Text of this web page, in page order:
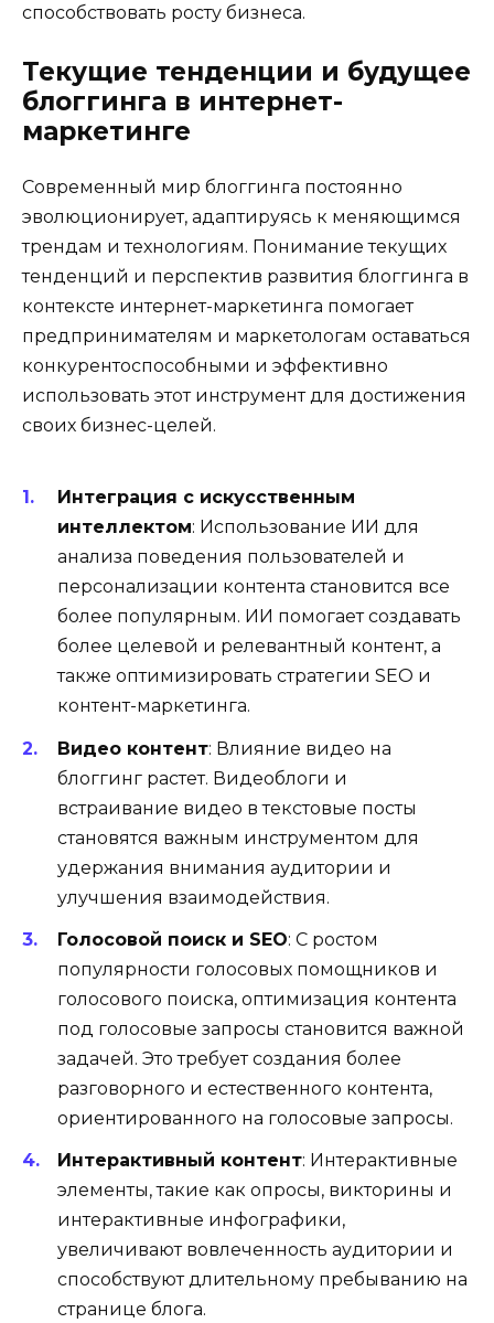
способствовать росту бизнеса.
Текущие тенденции и будущее
блоггинга в интернет-
маркетинге
Современный мир блоггинга постоянно
эволюционирует, адаптируясь к меняющимся
трендам и технологиям. Понимание текущих
тенденций и перспектив развития блоггинга в
контексте интернет-маркетинга помогает
предпринимателям и маркетологам оставаться
конкурентоспособными и эффективно
использовать этот инструмент для достижения
своих бизнес-целей.
Интеграция с искусственным
интеллектом: Использование ИИ для
анализа поведения пользователей и
персонализации контента становится все
более популярным. ИИ помогает создавать
более целевой и релевантный контент, а
также оптимизировать стратегии SEO и
контент-маркетинга.
Видео контент: Влияние видео на
блоггинг растет. Видеоблоги и
встраивание видео в текстовые посты
становятся важным инструментом для
удержания внимания аудитории и
улучшения взаимодействия.
Голосовой поиск и SEO: С ростом
популярности голосовых помощников и
голосового поиска, оптимизация контента
под голосовые запросы становится важной
задачей. Это требует создания более
разговорного и естественного контента,
ориентированного на голосовые запросы.
Интерактивный контент: Интерактивные
элементы, такие как опросы, викторины и
интерактивные инфографики,
увеличивают вовлеченность аудитории и
способствуют длительному пребыванию на
странице блога.